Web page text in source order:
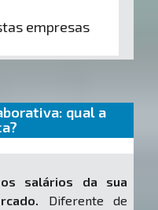
empresas
qual a
salários da sua
Diferente de